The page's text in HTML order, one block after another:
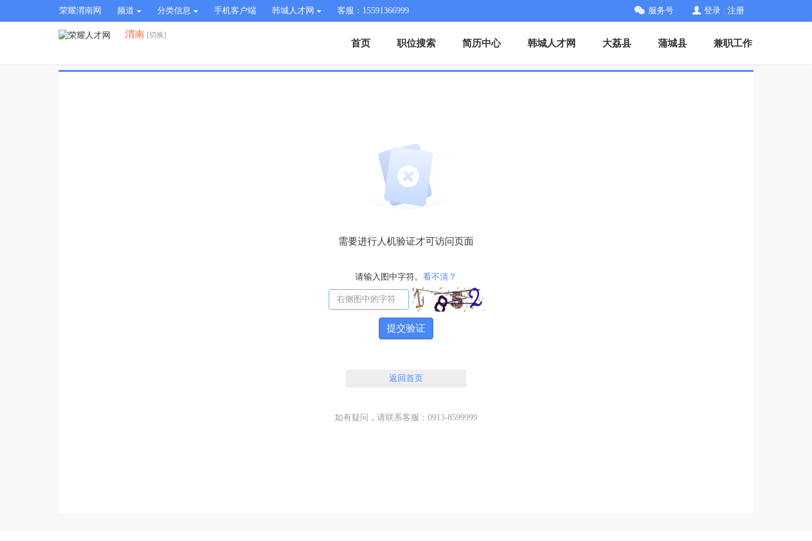
荣耀渭南网 频道 分类信息 手机客户端 韩城人才网 客服：15591366999 服务号 登录 注册
渭南 [切换]
首页 职位搜索 简历中心 韩城人才网 大荔县 蒲城县 兼职工作
需要进行人机验证才可访问页面
请输入图中字符。 看不清？
提交验证
返回首页
如有疑问，请联系客服：0913-8599999